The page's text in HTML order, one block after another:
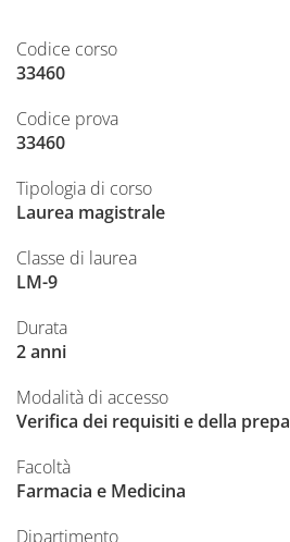
Codice corso
33460
Codice prova
33460
Tipologia di corso
Laurea magistrale
Classe di laurea
LM-9
Durata
2 anni
Modalità di accesso
Verifica dei requisiti e della
Facoltà
Farmacia e Medicina
Dipartimento